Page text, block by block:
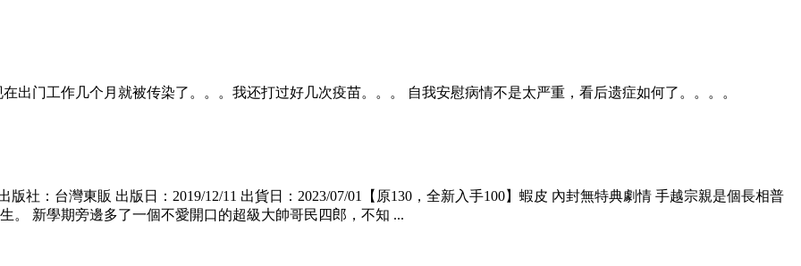
出门工作几个月就被传染了。。。我还打过好几次疫苗。。。 自我安慰病情不是太严重，看后遗症如何了。。。。
社：台灣東販 出版日：2019/12/11 出貨日：2023/07/01【原130，全新入手100】蝦皮 內封無特典劇情 手越宗親是個長相普
。 新學期旁邊多了一個不愛開口的超級大帥哥民四郎，不知 ...